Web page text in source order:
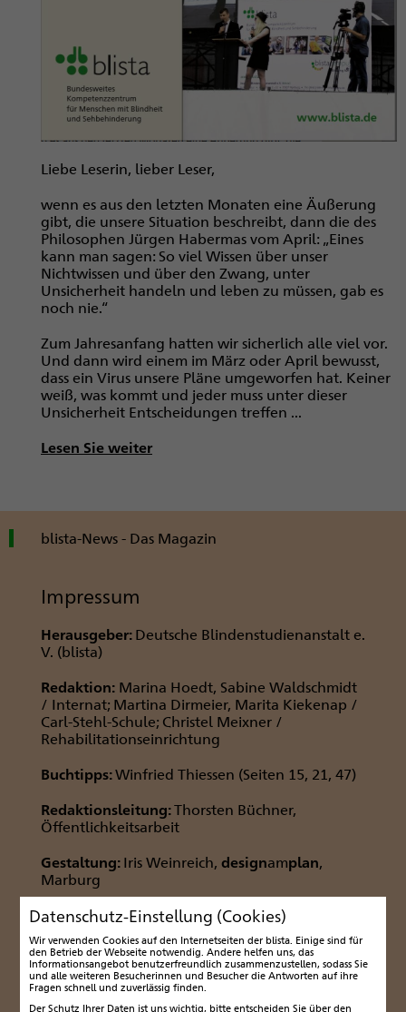
Liebe Leserin, lieber Leser,
wenn es aus den letzten Monaten eine Äußerung
gibt, die unsere Situation beschreibt, dann die des
Philosophen Jürgen Habermas vom April: „Eines
kann man sagen: So viel Wissen über unser
Nichtwissen und über den Zwang, unter
Unsicherheit handeln und leben zu müssen, gab es
noch nie.“
Zum Jahresanfang hatten wir sicherlich alle viel vor.
Und dann wird einem im März oder April bewusst,
dass ein Virus unsere Pläne umgeworfen hat. Keiner
weiß, was kommt und jeder muss unter dieser
Unsicherheit Entscheidungen treffen ...
Lesen Sie weiter
blista-News - Das Magazin
Impressum
Herausgeber:Deutsche Blindenstudienanstalt e.
V. (blista)
Redaktion: Marina Hoedt, Sabine Waldschmidt
/ Internat; Martina Dirmeier, Marita Kiekenap /
Carl-Stehl-Schule; Christel Meixner /
Rehabilitationseinrichtung
Buchtipps:Winfried Thiessen (Seiten 15, 21, 47)
Redaktionsleitung:Thorsten Büchner,
Öffentlichkeitsarbeit
Gestaltung:Iris Weinreich, designamplan,
Marburg
Druck:msi media serve
Fotos:(Seite 55, Erdbeeren und Bananen)
123rf.com
Redaktionsschluss der nächsten Ausgabe:
Datenschutz-Einstellung (Cookies)
Wir verwenden Cookies auf den Internetseiten der blista. Einige sind für
den Betrieb der Webseite notwendig. Andere helfen uns, das
Informationsangebot benutzerfreundlich zusammenzustellen, sodass Sie
und alle weiteren Besucherinnen und Besucher die Antworten auf ihre
Fragen schnell und zuverlässig finden.
Der Schutz Ihrer Daten ist uns wichtig, bitte entscheiden Sie über den